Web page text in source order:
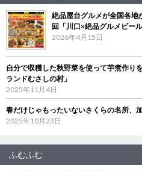
絶品屋台グルメが全国各
回「川口×絶品グルメビー
2026年4月15日
自分で収穫した秋野菜を使って芋煮作
ランドむさしの村」
2025年11月4日
春だけじゃもったいないさくらの名所、
2025年10月23日
ふむふむ